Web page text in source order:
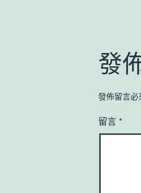
發
發佈留言必
留言 *